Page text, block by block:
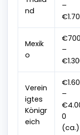
nd
–
Mexik
o
€700
–
Verein
igtes
Königr
eich
–
0
(ca.)